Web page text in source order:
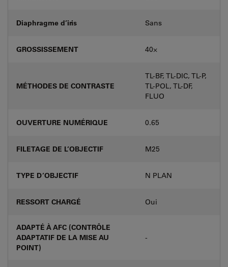
Diaphragme d’iris Sans
GROSSISSEMENT 40⨉
MÉTHODES DE CONTRASTE
TL-BF, TL-DIC, TL-P,
TL-POL, TL-DF,
FLUO
OUVERTURE NUMÉRIQUE 0.65
FILETAGE DE L’OBJECTIF M25
TYPE D’OBJECTIF N PLAN
RESSORT CHARGÉ Oui
ADAPTÉ À AFC (CONTRÔLE
ADAPTATIF DE LA MISE AU
POINT)
-